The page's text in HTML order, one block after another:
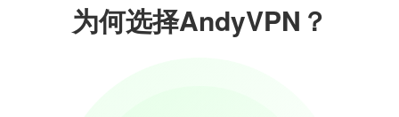
为何选择AndyVPN？